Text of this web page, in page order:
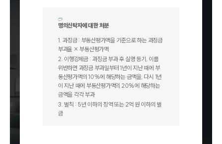
명의신탁자에 대한 처분
1.과징금 : 부동산평가액을 기준으로 하는 과징금
부과율 × 부동산평가액
2. 이행강제금 : 과징금 부과 후 실명 등기, 이를
위반하면 과징금 부과일부터 1년이 지난 때에 부
동산평가액의 10%에 해당하는 금액을, 다시 1년
이 지난 때에 부동산평가액의 20%에 해당하는
금액을 각각 부과
3. 벌칙 : 5년 이하의 징역 또는 2억 원 이하의 벌
금